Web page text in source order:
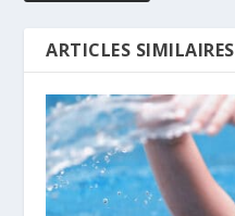
ARTICLES SIMILAIRES